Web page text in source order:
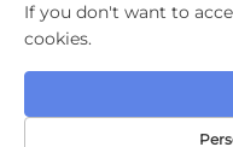
If you don't want to
cookies.